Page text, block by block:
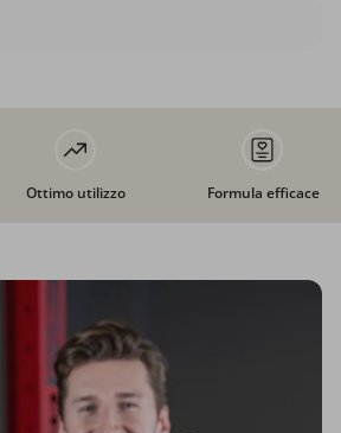
Ottimo utilizzo Formula efficace